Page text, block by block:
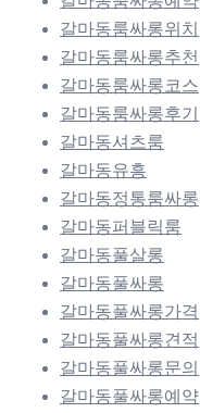
갈마동룸싸롱위치
갈마동룸싸롱추천
갈마동룸싸롱코스
갈마동룸싸롱후기
갈마동셔츠룸
갈마동유흥
갈마동정통룸싸롱
갈마동퍼블릭룸
갈마동풀살롱
갈마동풀싸롱
갈마동풀싸롱가격
갈마동풀싸롱견적
갈마동풀싸롱문의
갈마동풀싸롱예약